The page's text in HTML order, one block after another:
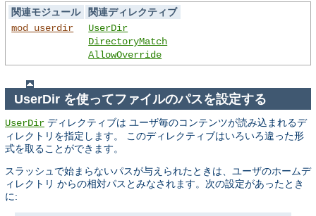
関連モジュール
関連ディレクティブ
mod_userdir
UserDir
DirectoryMatch
AllowOverride
UserDir を使ってファイルのパスを設定する
UserDir ディレクティブは ユーザ毎のコンテンツが読み込まれるデ
ィレクトリを指定します。 このディレクティブはいろいろ違った形
式を取ることができます。
スラッシュで始まらないパスが与えられたときは、ユーザのホームデ
ィレクトリ からの相対パスとみなされます。次の設定があったとき
に: